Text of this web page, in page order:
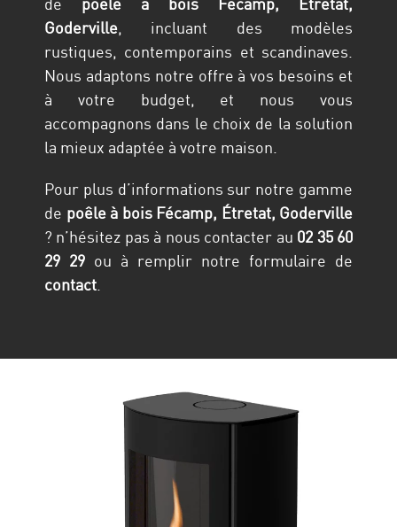
Goderville, incluant des modèles
rustiques, contemporains et scandinaves.
Nous adaptons notre offre à vos besoins et
à votre budget, et nous vous
accompagnons dans le choix de la solution
la mieux adaptée à votre maison.
Pour plus d’informations sur notre gamme
de poêle à bois Fécamp, Étretat, Goderville
? n’hésitez pas à nous contacter au 02 35 60
29 29 ou à remplir notre formulaire de
contact.